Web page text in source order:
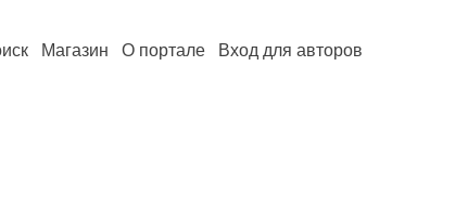
Магазин О портале Вход для авторов